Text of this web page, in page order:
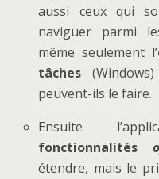
aussi ceux qui
naviguer parmi
même seulement l’
tâches
peuvent-ils le faire.
Ensuite
fonctionnalités
étendre, mais le